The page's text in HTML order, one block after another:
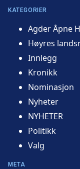
KATEGORIER
Agder Åpne
Høyres
Innlegg
Kronikk
Nominasjon
Nyheter
NYHETER
Politikk
Valg
META